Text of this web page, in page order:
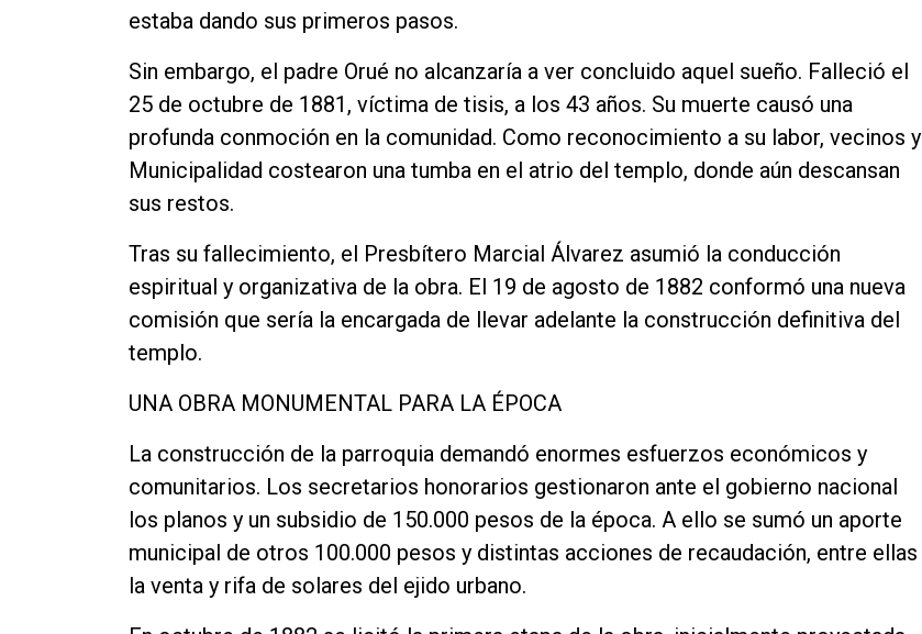
estaba dando sus primeros pasos.
Sin embargo, el padre Orué no alcanzaría a ver concluido aquel sueño. Falleció el
25 de octubre de 1881, víctima de tisis, a los 43 años. Su muerte causó una
profunda conmoción en la comunidad. Como reconocimiento a su labor, vecinos y
Municipalidad costearon una tumba en el atrio del templo, donde aún descansan
sus restos.
Tras su fallecimiento, el Presbítero Marcial Álvarez asumió la conducción
espiritual y organizativa de la obra. El 19 de agosto de 1882 conformó una nueva
comisión que sería la encargada de llevar adelante la construcción definitiva del
templo.
UNA OBRA MONUMENTAL PARA LA ÉPOCA
La construcción de la parroquia demandó enormes esfuerzos económicos y
comunitarios. Los secretarios honorarios gestionaron ante el gobierno nacional
los planos y un subsidio de 150.000 pesos de la época. A ello se sumó un aporte
municipal de otros 100.000 pesos y distintas acciones de recaudación, entre ellas
la venta y rifa de solares del ejido urbano.